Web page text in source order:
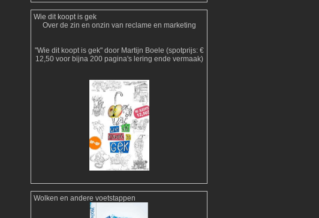
Wie dit koopt is gek
Over de zin en onzin van reclame en marketing
"Wie dit koopt is gek" door Martijn Boele (spotprijs: €
12,50 voor bijna 200 pagina's lering ende vermaak)
Wolken en andere voetstappen